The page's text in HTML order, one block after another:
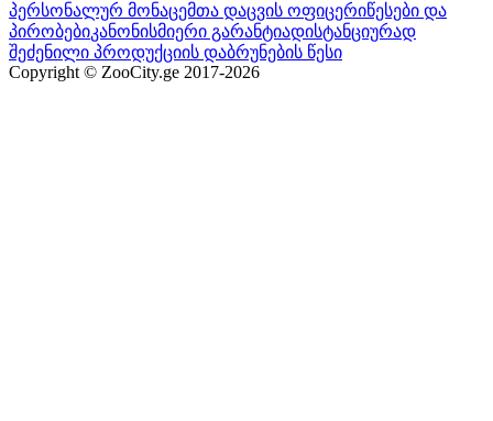
პერსონალურ მონაცემთა დაცვის ოფიცერიწესები და
პირობებიკანონისმიერი გარანტიადისტანციურად
შეძენილი პროდუქციის დაბრუნების წესი
Copyright © ZooCity.ge 2017-2026